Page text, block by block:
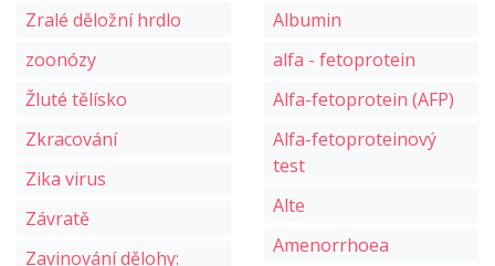
Zralé děložní hrdlo
zoonózy
Žluté tělísko
Zkracování
Zika virus
Závratě
Zavinování dělohy:
Albumin
alfa - fetoprotein
Alfa-fetoprotein (AFP)
Alfa-fetoproteinový
test
Alte
Amenorrhoea